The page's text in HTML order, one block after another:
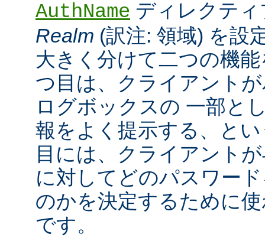
AuthName ディレクテ
Realm (訳注: 領域) を設
大きく分けて二つの機
つ目は、クライアント
ログボックスの 一部と
報をよく提示する、と
目には、クライアント
に対してどのパスワー
のかを決定するために
です。